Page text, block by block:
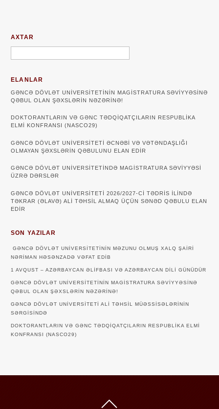
AXTAR
ELANLAR
GƏNCƏ DÖVLƏT UNIVERSITETININ MAGISTRATURA SƏVIYYƏSINƏ
QƏBUL OLAN ŞƏXSLƏRIN NƏZƏRINƏ!
DOKTORANTLARIN VƏ GƏNC TƏDQİQATÇILARIN RESPUBLİKA
ELMİ KONFRANSI (NASCO29)
GƏNCƏ DÖVLƏT UNIVERSITETI ƏCNƏBI VƏ VƏTƏNDAŞLIĞI
OLMAYAN ŞƏXSLƏRIN QƏBULUNU ELAN EDIR
GƏNCƏ DÖVLƏT UNIVERSITETINDƏ MAGISTRATURA SƏVIYYƏSI
ÜZRƏ DƏRSLƏR
GƏNCƏ DÖVLƏT UNİVERSİTETİ 2026/2027-Cİ TƏDRİS İLİNDƏ
TƏKRAR (ƏLAVƏ) ALİ TƏHSİL ALMAQ ÜÇÜN SƏNƏD QƏBULU ELAN
EDİR
SON YAZILAR
GƏNCƏ DÖVLƏT UNIVERSITETININ MƏZUNU OLMUŞ XALQ ŞAIRI
NƏRIMAN HƏSƏNZADƏ VƏFAT EDIB
1 AVQUST – AZƏRBAYCAN ƏLIFBASI VƏ AZƏRBAYCAN DILI GÜNÜDÜR
GƏNCƏ DÖVLƏT UNIVERSITETININ MAGISTRATURA SƏVIYYƏSINƏ
QƏBUL OLAN ŞƏXSLƏRIN NƏZƏRINƏ!
GƏNCƏ DÖVLƏT UNIVERSITETI ALI TƏHSIL MÜƏSSISƏLƏRININ
SƏRGISINDƏ
DOKTORANTLARIN VƏ GƏNC TƏDQİQATÇILARIN RESPUBLİKA ELMİ
KONFRANSI (NASCO29)